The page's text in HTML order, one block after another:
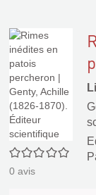
0/5
0 avis